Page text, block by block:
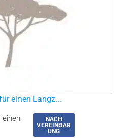
einen Langz...
NACH
VEREINBAR
UNG
einen